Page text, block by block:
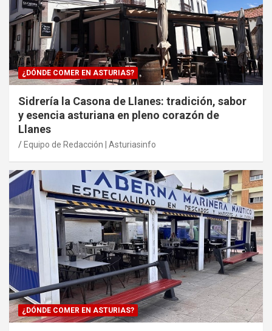
¿DÓNDE COMER EN ASTURIAS?
Sidrería la Casona de Llanes: tradición, sabor
y esencia asturiana en pleno corazón de
Llanes
Equipo de Redacción | Asturiasinfo
¿DÓNDE COMER EN ASTURIAS?